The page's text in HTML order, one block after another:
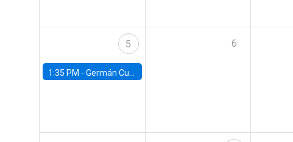
5
1:35 PM - Germán Cubas, University of Houston
6